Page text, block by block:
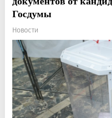
Госдумы
Новости